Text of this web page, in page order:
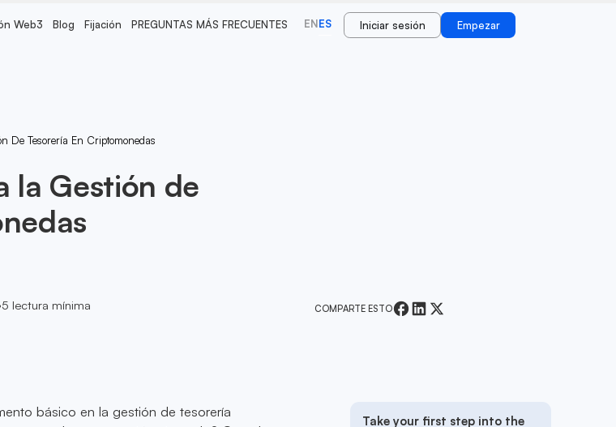
Web3 Blog Fijación PREGUNTAS MÁS FRECUENTES ENES Iniciar sesión Empezar
De Tesorería En Criptomonedas
la Gestión de
5 lectura mínima COMPARTE ESTO
básico en la gestión de tesorería
Take your first step into the